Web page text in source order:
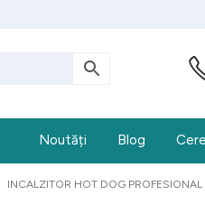
Noutăți Blog
INCALZITOR HOT DOG